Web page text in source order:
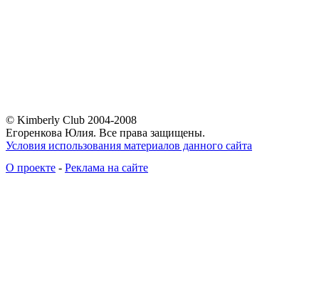
© Kimberly Club 2004-2008
Егоренкова Юлия. Все права защищены.
Условия использования материалов данного сайта
О проекте - Реклама на сайте